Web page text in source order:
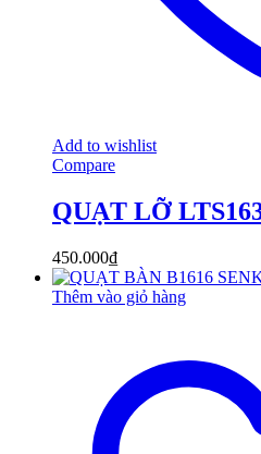
Add to wishlist
Compare
QUẠT LỠ
450.000₫
Thêm vào giỏ hàng